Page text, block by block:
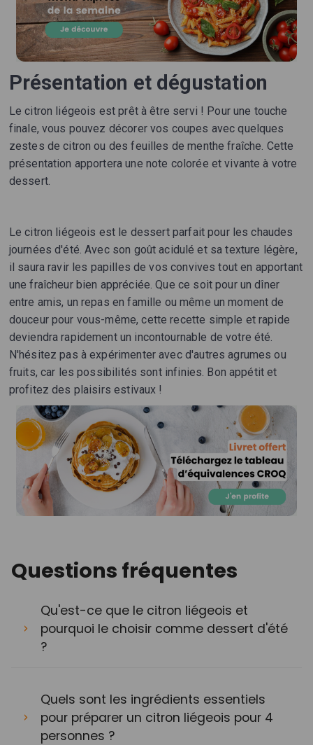
Présentation et dégustation
Le citron liégeois est prêt à être servi ! Pour une touche
finale, vous pouvez décorer vos coupes avec quelques
zestes de citron ou des feuilles de menthe fraîche. Cette
présentation apportera une note colorée et vivante à votre
dessert.
Le citron liégeois est le dessert parfait pour les chaudes
journées d'été. Avec son goût acidulé et sa texture légère,
il saura ravir les papilles de vos convives tout en apportant
une fraîcheur bien appréciée. Que ce soit pour un dîner
entre amis, un repas en famille ou même un moment de
douceur pour vous-même, cette recette simple et rapide
deviendra rapidement un incontournable de votre été.
N'hésitez pas à expérimenter avec d'autres agrumes ou
fruits, car les possibilités sont infinies. Bon appétit et
profitez des plaisirs estivaux !
Questions fréquentes
Qu'est-ce que le citron liégeois et
pourquoi le choisir comme dessert d'été
?
Quels sont les ingrédients essentiels
pour préparer un citron liégeois pour 4
personnes ?